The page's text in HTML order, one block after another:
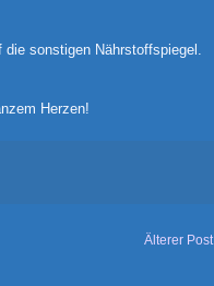
sonstigen Nährstoffspiegel.
Herzen!
Älterer Post